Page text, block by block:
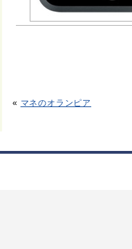
« マネのオランピア